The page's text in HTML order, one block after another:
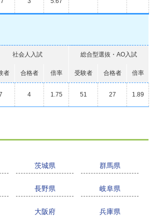
社会人入試 総合型選抜・AO入試
者 合格者 倍率 受験者 合格者 倍率
4 1.75 51 27 1.89
茨城県 群馬県
長野県 岐阜県
大阪府 兵庫県